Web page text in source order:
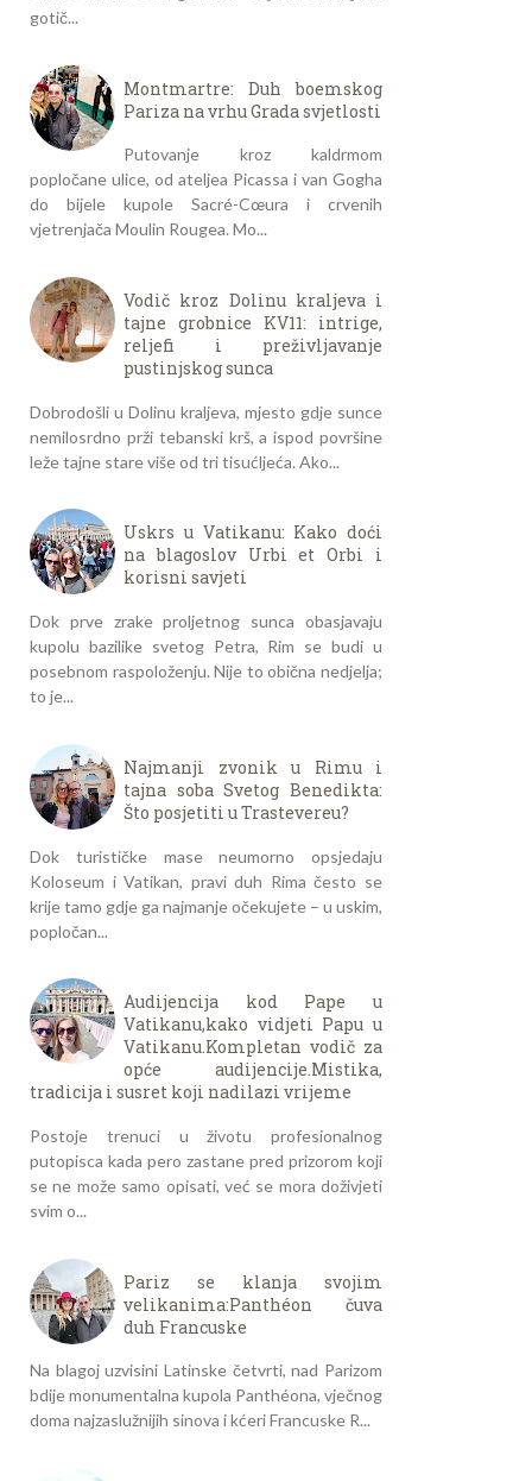
gotič...
Montmartre: Duh boemskog
Pariza na vrhu Grada svjetlosti
Putovanje kroz kaldrmom
popločane ulice, od ateljea Picassa i van Gogha
do bijele kupole Sacré-Cœura i crvenih
vjetrenjača Moulin Rougea. Mo...
Vodič kroz Dolinu kraljeva i
tajne grobnice KV11: intrige,
reljefi i preživljavanje
pustinjskog sunca
Dobrodošli u Dolinu kraljeva, mjesto gdje sunce
nemilosrdno prži tebanski krš, a ispod površine
leže tajne stare više od tri tisućljeća. Ako...
Uskrs u Vatikanu: Kako doći
na blagoslov Urbi et Orbi i
korisni savjeti
Dok prve zrake proljetnog sunca obasjavaju
kupolu bazilike svetog Petra, Rim se budi u
posebnom raspoloženju. Nije to obična nedjelja;
to je...
Najmanji zvonik u Rimu i
tajna soba Svetog Benedikta:
Što posjetiti u Trastevereu?
Dok turističke mase neumorno opsjedaju
Koloseum i Vatikan, pravi duh Rima često se
krije tamo gdje ga najmanje očekujete – u uskim,
popločan...
Audijencija kod Pape u
Vatikanu,kako vidjeti Papu u
Vatikanu.Kompletan vodič za
opće audijencije.Mistika,
tradicija i susret koji nadilazi vrijeme
Postoje trenuci u životu profesionalnog
putopisca kada pero zastane pred prizorom koji
se ne može samo opisati, već se mora doživjeti
svim o...
Pariz se klanja svojim
velikanima:Panthéon čuva
duh Francuske
Na blagoj uzvisini Latinske četvrti, nad Parizom
bdije monumentalna kupola Panthéona, vječnog
doma najzaslužnijih sinova i kćeri Francuske R...